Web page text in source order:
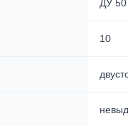
ДУ 50
10